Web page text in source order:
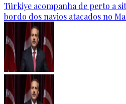
Türkiye acompanha de perto a
bordo dos navios atacados no